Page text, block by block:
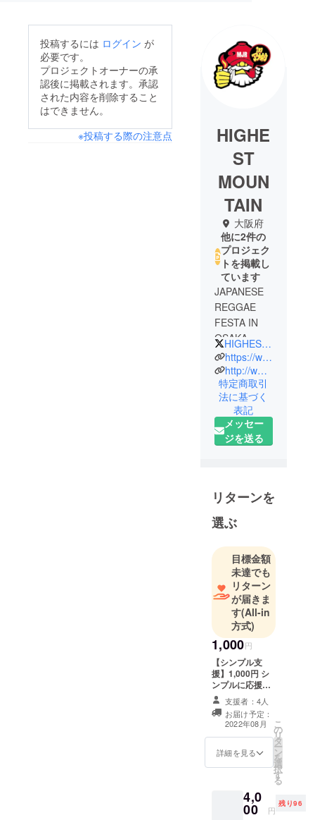
投稿するには ログイン が
必要です。
プロジェクトオーナーの承
認後に掲載されます。承認
された内容を削除すること
はできません。
※投稿する際の注意点
HIGHE
ST
MOUN
TAIN
大阪府
他に2件の
プロジェク
トを掲載し
ています
JAPANESE
REGGAE
FESTA IN
OSAKA
MIGHTY
JAM ROCK
が主催する
20年以上の
歴史をもつ
西日本最大
級のレゲエ
スト"
HIGHEST_JP
https://www.highestmountain.jp
http://www.mightyjamrock.com
特定商取引
法に基づく
表記
メッセー
ジを送る
リターンを
選ぶ
目標金額
未達でも
リターン
が届きま
す(All-in
方式)
1,000円
【シンプル支
援】1,000円 シ
ンプルに応援し
て頂ける方はこ
ちらをお願い致
します。 スタッ
フより感謝の
メッセージをお
送りします。
支援者：4人
お届け予定：
2022年08月
詳細を見る
こ
の
リ
タ
ー
ン
を
選
択
す
る
4,0
00 円
残り96